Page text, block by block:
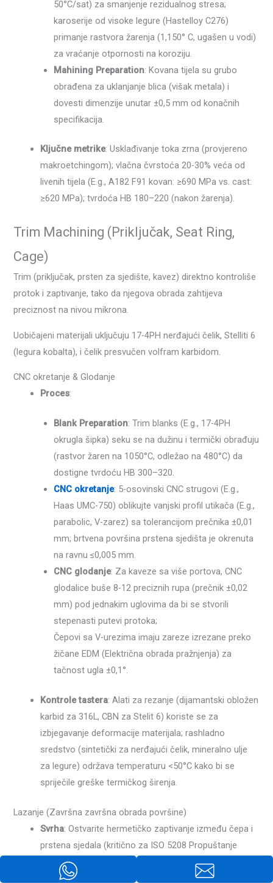
50°C/sat) za smanjenje rezidualnog stresa;
karoserije od visoke legure (Hastelloy C276)
primanje rastvora žarenja (1,150° C, ugašen u vodi)
za vraćanje otpornosti na koroziju.
Mahining Preparation: Kovana tijela su grubo
obrađena za uklanjanje blica (višak metala) i
dovesti dimenzije unutar ±0,5 mm od konačnih
specifikacija.
Ključne metrike: Usklađivanje toka zrna (provjereno
makroetchingom); vlačna čvrstoća 20-30% veća od
livenih tijela (E.g., A182 F91 kovan: ≥690 MPa vs. cast:
≥620 MPa); tvrdoća HB 180–220 (nakon žarenja).
Trim Machining (Priključak, Seat Ring,
Cage)
Trim (priključak, prsten za sjedište, kavez) direktno kontroliše
protok i zaptivanje, tako da njegova obrada zahtijeva
preciznost na nivou mikrona.
Uobičajeni materijali uključuju 17-4PH nerđajući čelik, Stelliti 6
(legura kobalta), i čelik presvučen volfram karbidom.
CNC okretanje & Glodanje
Proces:
Blank Preparation: Trim blanks (E.g., 17-4PH
okrugla šipka) seku se na dužinu i termički obrađuju
(rastvor žaren na 1050°C, odležao na 480°C) da
dostigne tvrdoću HB 300–320.
CNC okretanje: 5-osovinski CNC strugovi (E.g.,
Haas UMC-750) oblikujte vanjski profil utikača (E.g.,
parabolic, V-zarez) sa tolerancijom prečnika ±0,01
mm; brtvena površina prstena sjedišta je okrenuta
na ravnu ≤0,005 mm.
CNC glodanje: Za kaveze sa više portova, CNC
glodalice buše 8-12 preciznih rupa (prečnik ±0,02
mm) pod jednakim uglovima da bi se stvorili
stepenasti putevi protoka;
Čepovi sa V-urezima imaju zareze izrezane preko
žičane EDM (Električna obrada pražnjenja) za
tačnost ugla ±0,1°.
Kontrole tastera: Alati za rezanje (dijamantski obložen
karbid za 316L, CBN za Stelit 6) koriste se za
izbjegavanje deformacije materijala; rashladno
sredstvo (sintetički za nerđajući čelik, mineralno ulje
za legure) održava temperaturu <50°C kako bi se
spriječile greške termičkog širenja.
Lazanje (Završna završna obrada površine)
Svrha: Ostvarite hermetičko zaptivanje između čepa i
prstena sjedala (kritično za ISO 5208 Propuštanje
klase V/VI).
Proces: